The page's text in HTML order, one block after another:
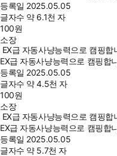
등록일 2025.05.05
글자수 약 6.1천 자
100원
소장
EX급 자동사냥능력으로 캠핑합
EX급 자동사냥능력으로 캠핑합
등록일 2025.05.05
글자수 약 4.5천 자
100원
소장
EX급 자동사냥능력으로 캠핑합
EX급 자동사냥능력으로 캠핑합
등록일 2025.05.05
글자수 약 5.7천 자